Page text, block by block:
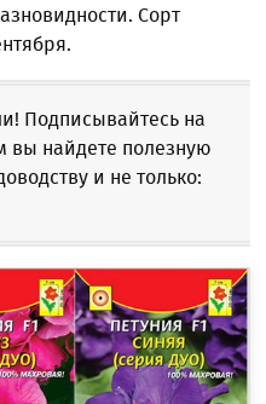
Сорт
Подписывайтесь на
вы найдете полезную
и не только: